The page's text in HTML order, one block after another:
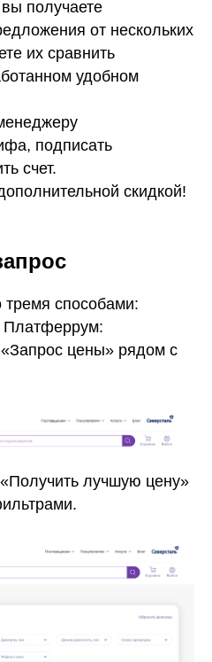
вы получаете
от нескольких
их сравнить
удобном
подписать
счет.
скидкой!
тремя способами:
Платферрум:
цены» рядом с
«Получить лучшую цену»